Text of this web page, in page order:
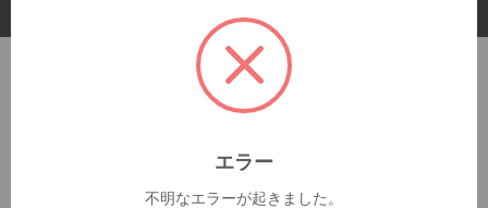
© 2017 Clear Inc.
エラー
不明なエラーが起きました。